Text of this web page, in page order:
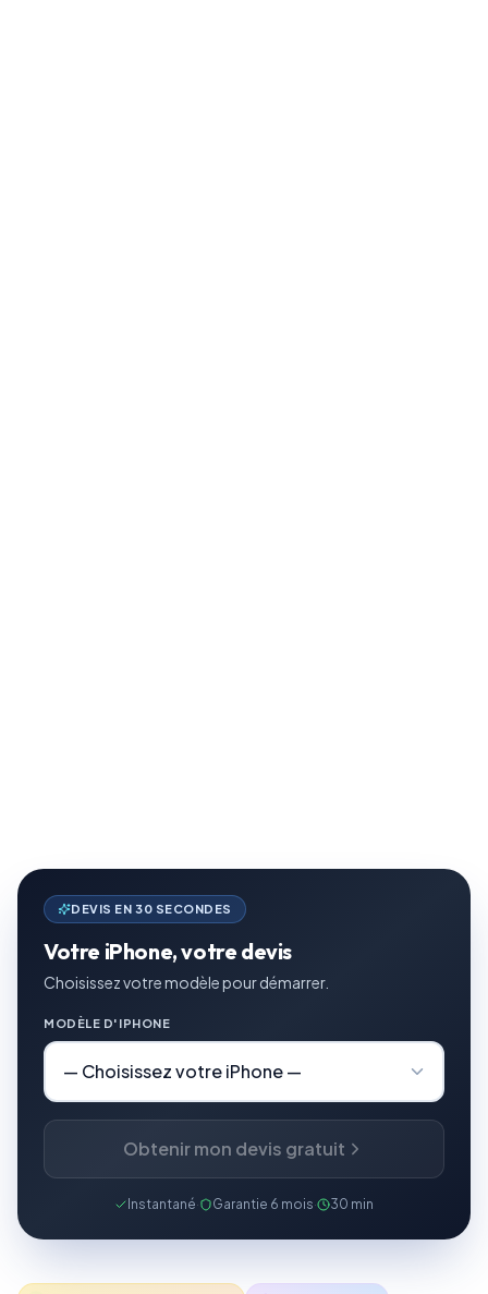
DEVIS EN 30 SECONDES
Votre iPhone, votre devis
Choisissez votre modèle pour démarrer.
MODÈLE D'IPHONE
Obtenir mon devis gratuit
Instantané· Garantie 6 mois· 30 min